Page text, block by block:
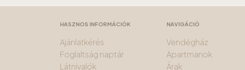
HASZNOS INFORMÁCIÓK
Ajánlatkérés
Foglaltság naptár
Látnivalók
NAVIGÁCIÓ
Vendégház
Apartmanok
Árak